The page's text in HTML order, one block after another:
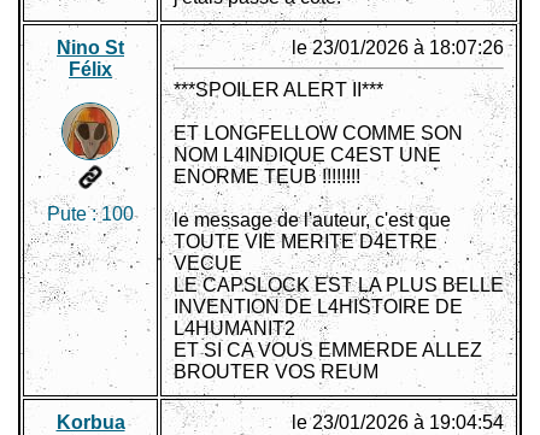
Nino St
Félix
Pute :100
le 23/01/2026 à 18:07:26
***SPOILER ALERT II***
ET LONGFELLOW COMME SON
NOM L4INDIQUE C4EST UNE
ENORME TEUB !!!!!!!!
le message de l'auteur, c'est que
TOUTE VIE MERITE D4ETRE
VECUE
LE CAPSLOCK EST LA PLUS BELLE
INVENTION DE L4HISTOIRE DE
L4HUMANIT2
ET SI CA VOUS EMMERDE ALLEZ
BROUTER VOS REUM
Korbua le 23/01/2026 à 19:04:54